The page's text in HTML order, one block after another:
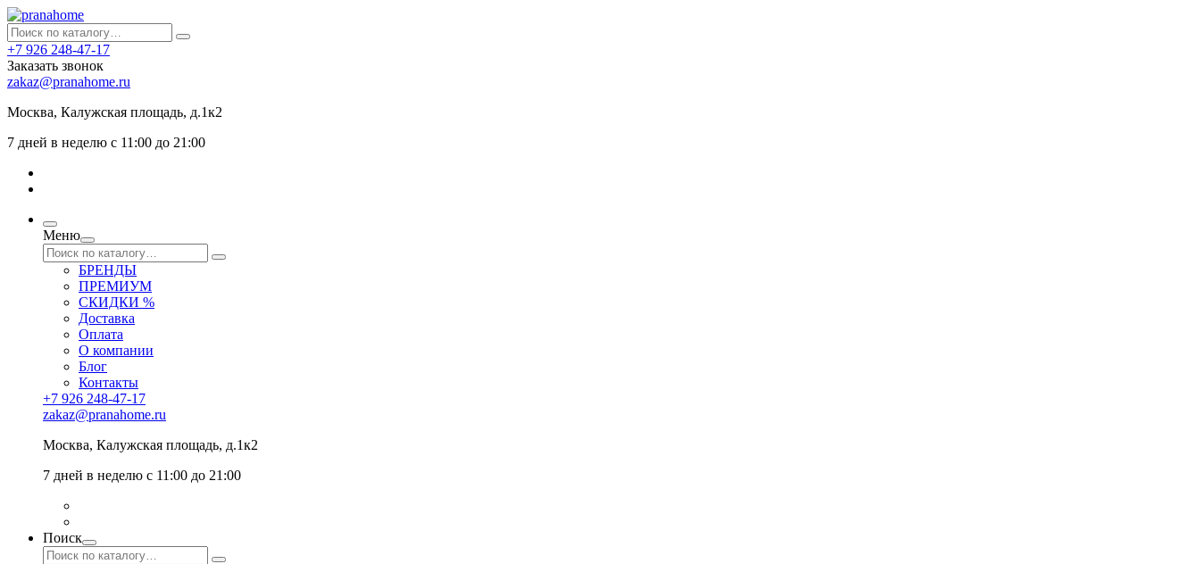
+7 926 248-47-17
Заказать звонок
zakaz@pranahome.ru
Москва, Калужская площадь, д.1к2
7 дней в неделю с 11:00 до 21:00
Меню
БРЕНДЫ
ПРЕМИУМ
СКИДКИ %
Доставка
Оплата
О компании
Блог
Контакты
+7 926 248-47-17
zakaz@pranahome.ru
Москва, Калужская площадь, д.1к2
7 дней в неделю с 11:00 до 21:00
Поиск